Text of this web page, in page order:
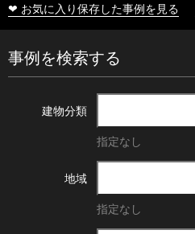
❤ お気に入り保存した事例を見る
事例を検索する
建物分類
指定なし
地域
指定なし